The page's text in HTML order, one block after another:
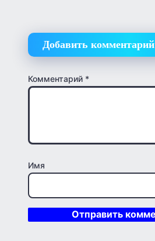
Добавить комментарий
Комментарий *
Имя